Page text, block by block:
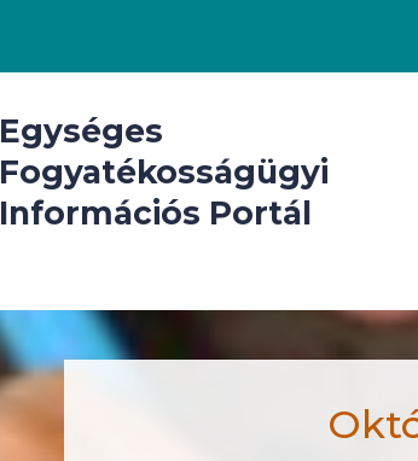
Egységes
Fogyatékosságügyi
Információs Portál